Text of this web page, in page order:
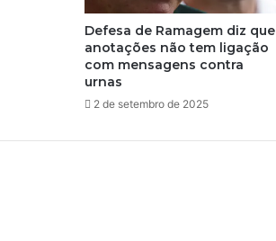
Defesa de Ramagem diz que
anotações não tem ligação
com mensagens contra
urnas
2 de setembro de 2025